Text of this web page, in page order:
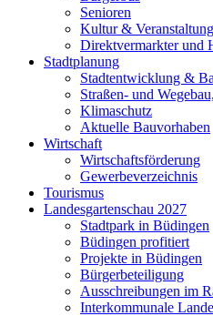
Senioren
Kultur &
Direktvermarkter und
Stadtplanung
Stadtentwicklung &
Straßen- und
Klimaschutz
Aktuelle Bauvorhaben
Wirtschaft
Wirtschaftsförderung
Gewerbeverzeichnis
Tourismus
Landesgartenschau 2027
Stadtpark in Büdingen
Büdingen profitiert
Projekte in Büdingen
Bürgerbeteiligung
Ausschreibungen im
Interkommunale